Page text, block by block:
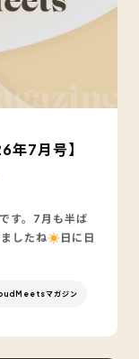
7月号】
す。7月も半ば
したね
日に日
マガジン